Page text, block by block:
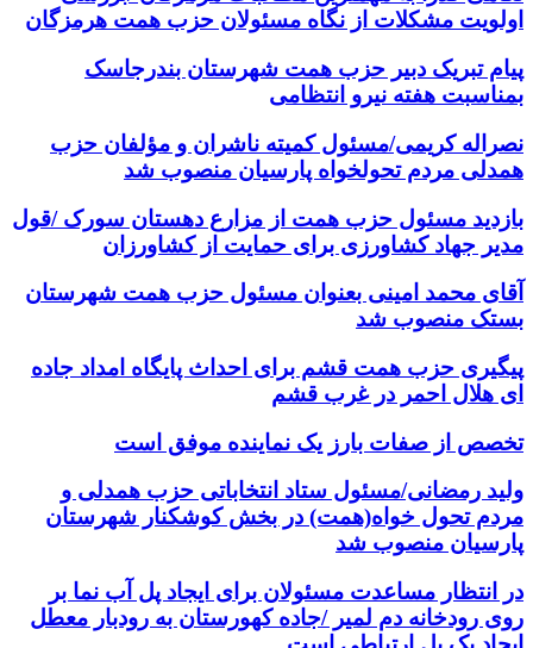
اولویت مشکلات از نگاه مسئولان حزب همت هرمزگان
پیام تبریک دبیر حزب همت شهرستان بندرجاسک
بمناسبت هفته نیرو انتظامی
نصراله کریمی/مسئول کمیته ناشران و مؤلفان حزب
همدلی مردم تحولخواه پارسیان منصوب شد
بازدید مسئول حزب همت از مزارع دهستان سورک /قول
مدیر جهاد کشاورزی برای حمایت از کشاورزان
آقای محمد امینی بعنوان مسئول حزب همت شهرستان
بستک منصوب شد
پیگیری حزب همت قشم برای احداث پایگاه امداد جاده
ای هلال احمر در غرب قشم
تخصص از صفات بارز یک نماینده موفق است
ولید رمضانی/مسئول ستاد انتخاباتی حزب همدلی و
مردم تحول خواه(همت) در بخش کوشکنار شهرستان
پارسیان منصوب شد
در انتظار مساعدت مسئولان برای ایجاد پل آب نما بر
روی رودخانه دم لمیر /جاده کهورستان به رودبار معطل